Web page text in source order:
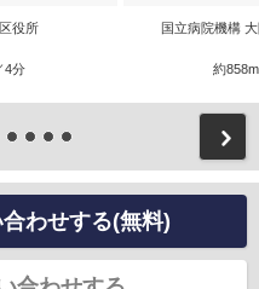
役所
4分
国立病院機構
約
わせする(無料)